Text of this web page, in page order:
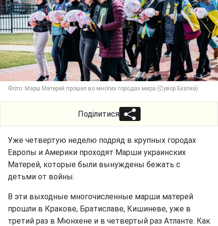
Фото: Марш Матерей прошел во многих городах мира (Сувор Бхатиа)
Поділитися
Уже четвертую неделю подряд в крупных городах
Европы и Америки проходят Марши украинских
Матерей, которые были вынуждены бежать с
детьми от войны.
В эти выходные многочисленные марши матерей
прошли в Кракове, Братиславе, Кишиневе, уже в
третий раз в Мюнхене и в четвертый раз Атланте. Как